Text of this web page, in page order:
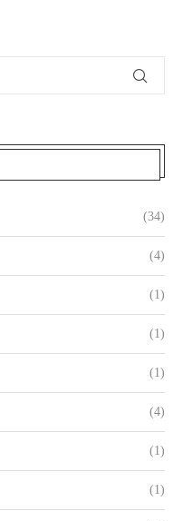
(34)
(4)
(1)
(1)
(1)
(4)
(1)
(1)